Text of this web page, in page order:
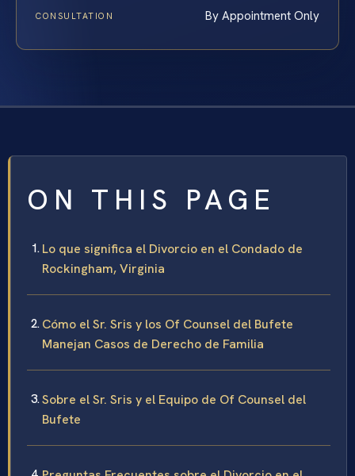
CONSULTATION By Appointment Only
ON THIS PAGE
Lo que significa el Divorcio en el Condado de
Rockingham, Virginia
Cómo el Sr. Sris y los Of Counsel del Bufete
Manejan Casos de Derecho de Familia
Sobre el Sr. Sris y el Equipo de Of Counsel del
Bufete